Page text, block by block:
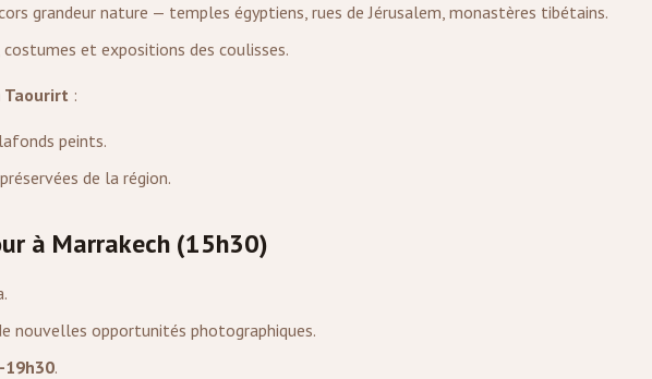
grandeur nature — temples égyptiens, rues de Jérusalem, monastères tibétains.
et expositions des coulisses.
Taourirt :
peints.
de la région.
à Marrakech (15h30)
nouvelles opportunités photographiques.
19h30.